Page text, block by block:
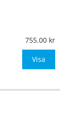
till 0,04m²)
755.00
Visa